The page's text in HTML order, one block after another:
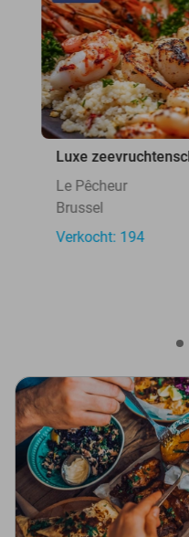
Luxe
Le Pêcheur
Brussel
Verkocht: 194